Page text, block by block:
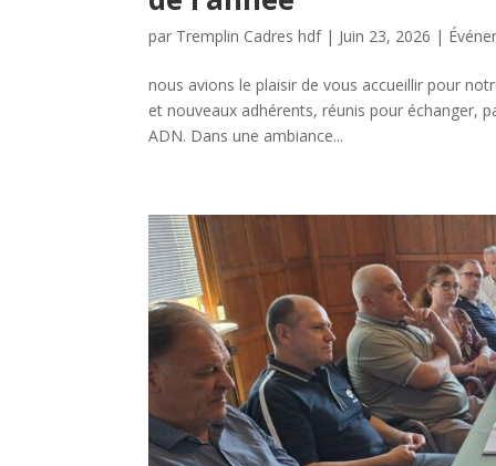
par Tremplin Cadres hdf| Juin 23, 2026 |
nous avions le plaisir de vous accueillir pour
et nouveaux adhérents, réunis pour échanger,
ADN. Dans une ambiance...